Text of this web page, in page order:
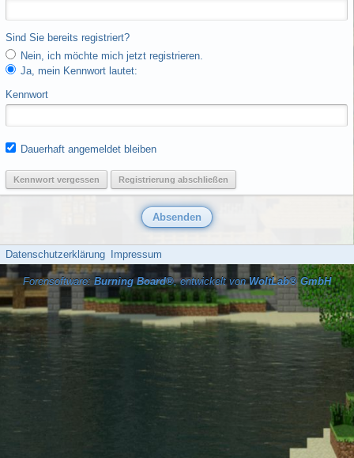
Sind Sie bereits registriert?
Nein, ich möchte mich jetzt registrieren.
Ja, mein Kennwort lautet:
Kennwort
Dauerhaft angemeldet bleiben
Kennwort vergessen Registrierung abschließen
Datenschutzerklärung Impressum
Forensoftware: Burning Board®, entwickelt vonWoltLab® GmbH